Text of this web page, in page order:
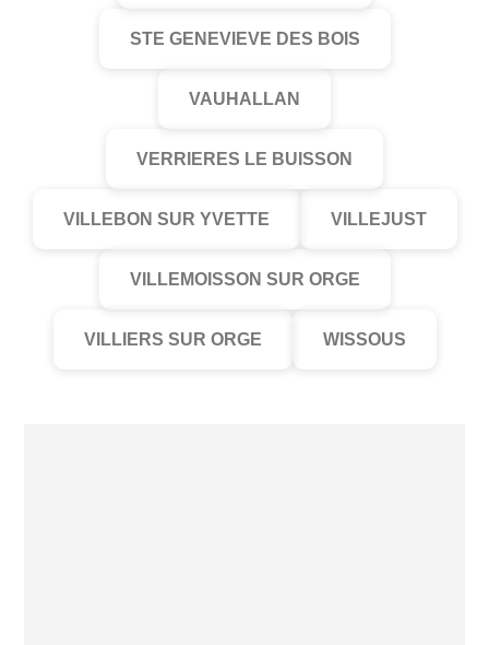
STE GENEVIEVE DES BOIS
VAUHALLAN
VERRIERES LE BUISSON
VILLEBON SUR YVETTE VILLEJUST
VILLEMOISSON SUR ORGE
VILLIERS SUR ORGE WISSOUS